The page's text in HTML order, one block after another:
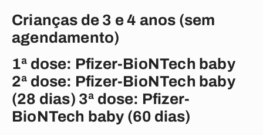
Crianças de 3 e 4 anos (sem
agendamento)
1ª dose: Pfizer-BioNTech baby
2ª dose: Pfizer-BioNTech baby
(28 dias) 3ª dose: Pfizer-
BioNTech baby (60 dias)